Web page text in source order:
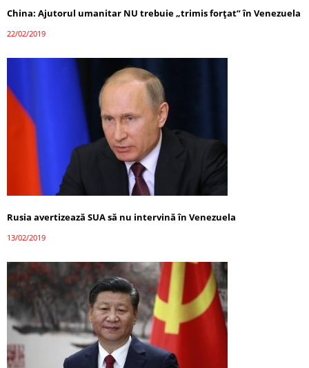
China: Ajutorul umanitar NU trebuie „trimis forţat” în Venezuela
22/02/2019
Rusia avertizează SUA să nu intervină în Venezuela
13/02/2019